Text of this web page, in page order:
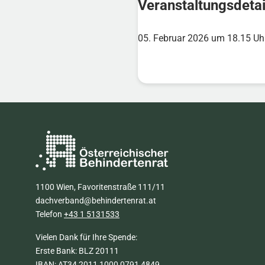
05. Februar 2026 um 18.15
1100 Wien, Favoritenstraße 111/11
dachverband@behindertenrat.at
Telefon+43 1 5131533
Vielen Dank für Ihre Spende:
Erste Bank: BLZ 20111